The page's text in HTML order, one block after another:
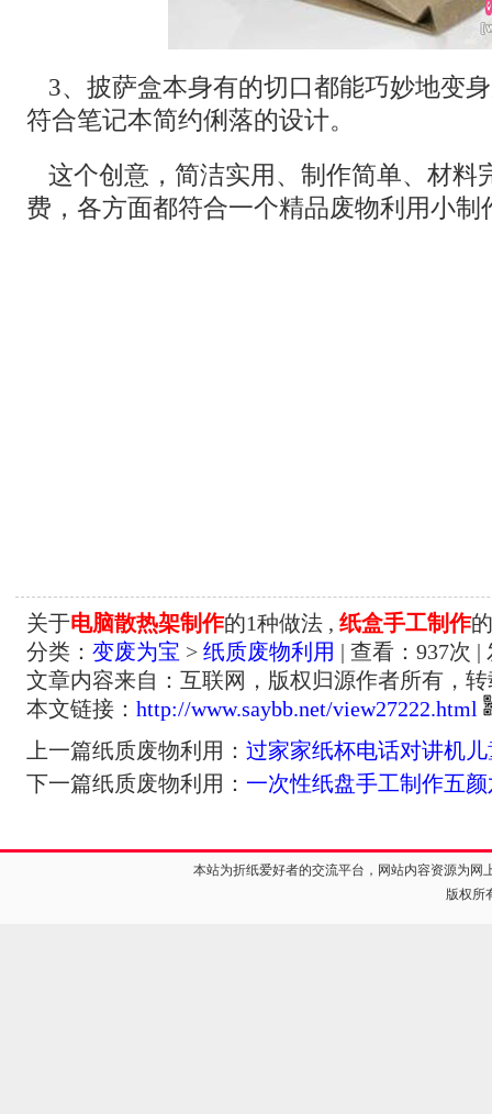
3、披萨盒本身有的切口都能巧妙地变
符合笔记本简约俐落的设计。
这个创意，简洁实用、制作简单、材料
费，各方面都符合一个精品废物利用小制
关于电脑散热架制作的1种做法 , 纸盒手工制作
分类： 变废为宝 > 纸质废物利用 | 查看： 937次 |
文章内容来自：互联网，版权归源作者所有，
本文链接： http://www.saybb.net/view27222.html
上一篇纸质废物利用： 过家家纸杯电话对讲机
下一篇纸质废物利用： 一次性纸盘手工制作五
本站为折纸爱好者的交流平台，网站内容资源为
版权所